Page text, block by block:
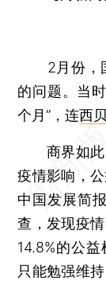
2月份，国
的问题。当
个月”，连西
商界如此
疫情影响，
中国发展简
查，发现疫
14.8%的公
只能勉强维